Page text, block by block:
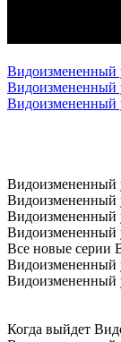
Видоизмененный
Видоизмененный
Видоизмененный
Видоизмененный
Видоизмененный
Видоизмененный
Видоизмененный
Все новые серии
Видоизмененный
Видоизмененный
Когда выйдет